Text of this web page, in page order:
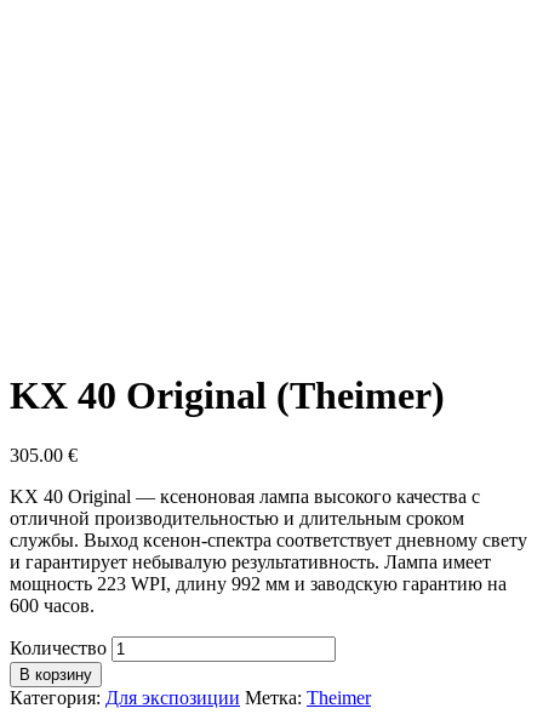
KX 40 Original (Theimer)
305.00 €
KX 40 Original — ксеноновая лампа высокого качества с
отличной производительностью и длительным сроком
службы. Выход ксенон-спектра соответствует дневному свету
и гарантирует небывалую результативность. Лампа имеет
мощность 223 WPI, длину 992 мм и заводскую гарантию на
600 часов.
Количество
В корзину
Категория: Для экспозиции Метка: Theimer